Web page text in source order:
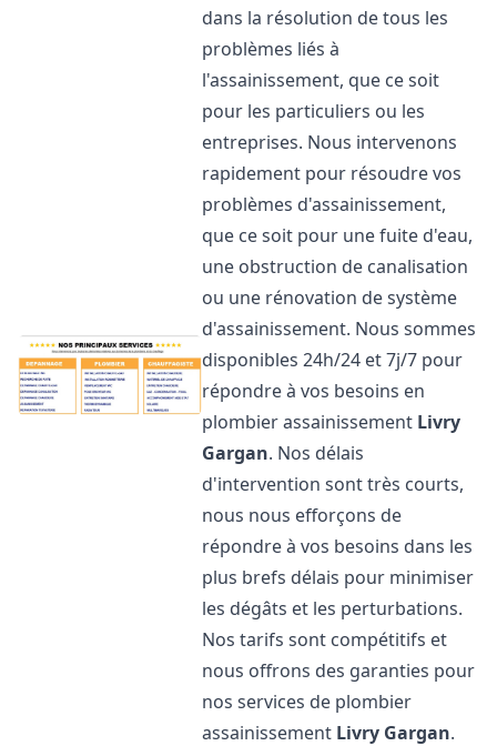
dans la résolution de tous les
problèmes liés à
l'assainissement, que ce soit
pour les particuliers ou les
entreprises. Nous intervenons
rapidement pour résoudre vos
problèmes d'assainissement,
que ce soit pour une fuite d'eau,
une obstruction de canalisation
ou une rénovation de système
d'assainissement. Nous sommes
disponibles 24h/24 et 7j/7 pour
répondre à vos besoins en
plombier assainissement Livry
Gargan. Nos délais
d'intervention sont très courts,
nous nous efforçons de
répondre à vos besoins dans les
plus brefs délais pour minimiser
les dégâts et les perturbations.
Nos tarifs sont compétitifs et
nous offrons des garanties pour
nos services de plombier
assainissement Livry Gargan.